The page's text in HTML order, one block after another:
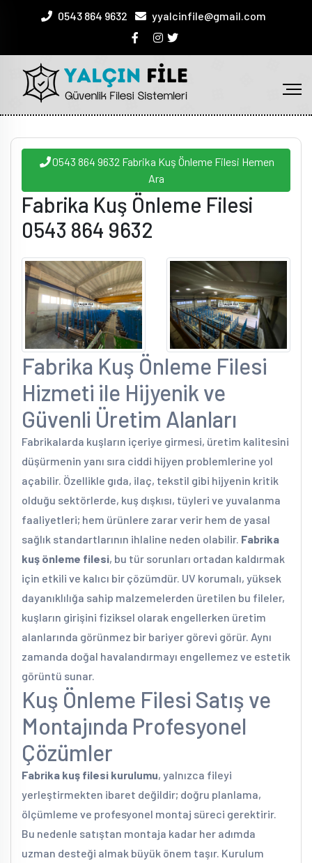
0543 864 9632 yyalcinfile@gmail.com
0543 864 9632 Fabrika Kuş Önleme Filesi Hemen
Ara
Fabrika Kuş Önleme Filesi
0543 864 9632
Fabrika Kuş Önleme Filesi
Hizmeti ile Hijyenik ve
Güvenli Üretim Alanları
Fabrikalarda kuşların içeriye girmesi, üretim kalitesini
düşürmenin yanı sıra ciddi hijyen problemlerine yol
açabilir. Özellikle gıda, ilaç, tekstil gibi hijyenin kritik
olduğu sektörlerde, kuş dışkısı, tüyleri ve yuvalanma
faaliyetleri; hem ürünlere zarar verir hem de yasal
sağlık standartlarının ihlaline neden olabilir. Fabrika
kuş önleme filesi, bu tür sorunları ortadan kaldırmak
için etkili ve kalıcı bir çözümdür. UV korumalı, yüksek
dayanıklılığa sahip malzemelerden üretilen bu fileler,
kuşların girişini fiziksel olarak engellerken üretim
alanlarında görünmez bir bariyer görevi görür. Aynı
zamanda doğal havalandırmayı engellemez ve estetik
görüntü sunar.
Kuş Önleme Filesi Satış ve
Montajında Profesyonel
Çözümler
Fabrika kuş filesi kurulumu, yalnızca fileyi
yerleştirmekten ibaret değildir; doğru planlama,
ölçümleme ve profesyonel montaj süreci gerektirir.
Bu nedenle satıştan montaja kadar her adımda
uzman desteği almak büyük önem taşır. Kurulum